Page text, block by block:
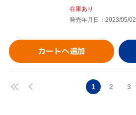
在庫あり
発売年月日：2023/05/02
カートへ追加
1 2 3